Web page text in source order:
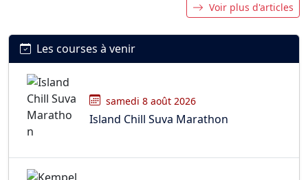
Voir plus d'articles
Les courses à venir
samedi 8 août 2026
Island Chill Suva Marathon